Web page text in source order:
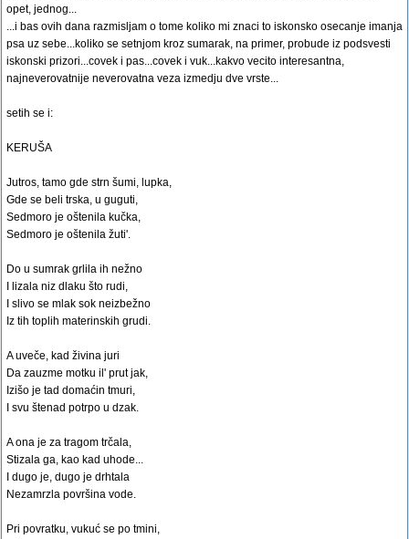
opet, jednog...
...i bas ovih dana razmisljam o tome koliko mi znaci to iskonsko osecanje imanja
psa uz sebe...koliko se setnjom kroz sumarak, na primer, probude iz podsvesti
iskonski prizori...covek i pas...covek i vuk...kakvo vecito interesantna,
najneverovatnije neverovatna veza izmedju dve vrste...
setih se i:
KERUŠA
Jutros, tamo gde strn šumi, lupka,
Gde se beli trska, u guguti,
Sedmoro je oštenila kučka,
Sedmoro je oštenila žuti'.
Do u sumrak grlila ih nežno
I lizala niz dlaku što rudi,
I slivo se mlak sok neizbežno
Iz tih toplih materinskih grudi.
A uveče, kad živina juri
Da zauzme motku il' prut jak,
Izišo je tad domaćin tmuri,
I svu štenad potrpo u dzak.
A ona je za tragom trčala,
Stizala ga, kao kad uhode...
I dugo je, dugo je drhtala
Nezamrzla površina vode.
Pri povratku, vukuć se po tmini,